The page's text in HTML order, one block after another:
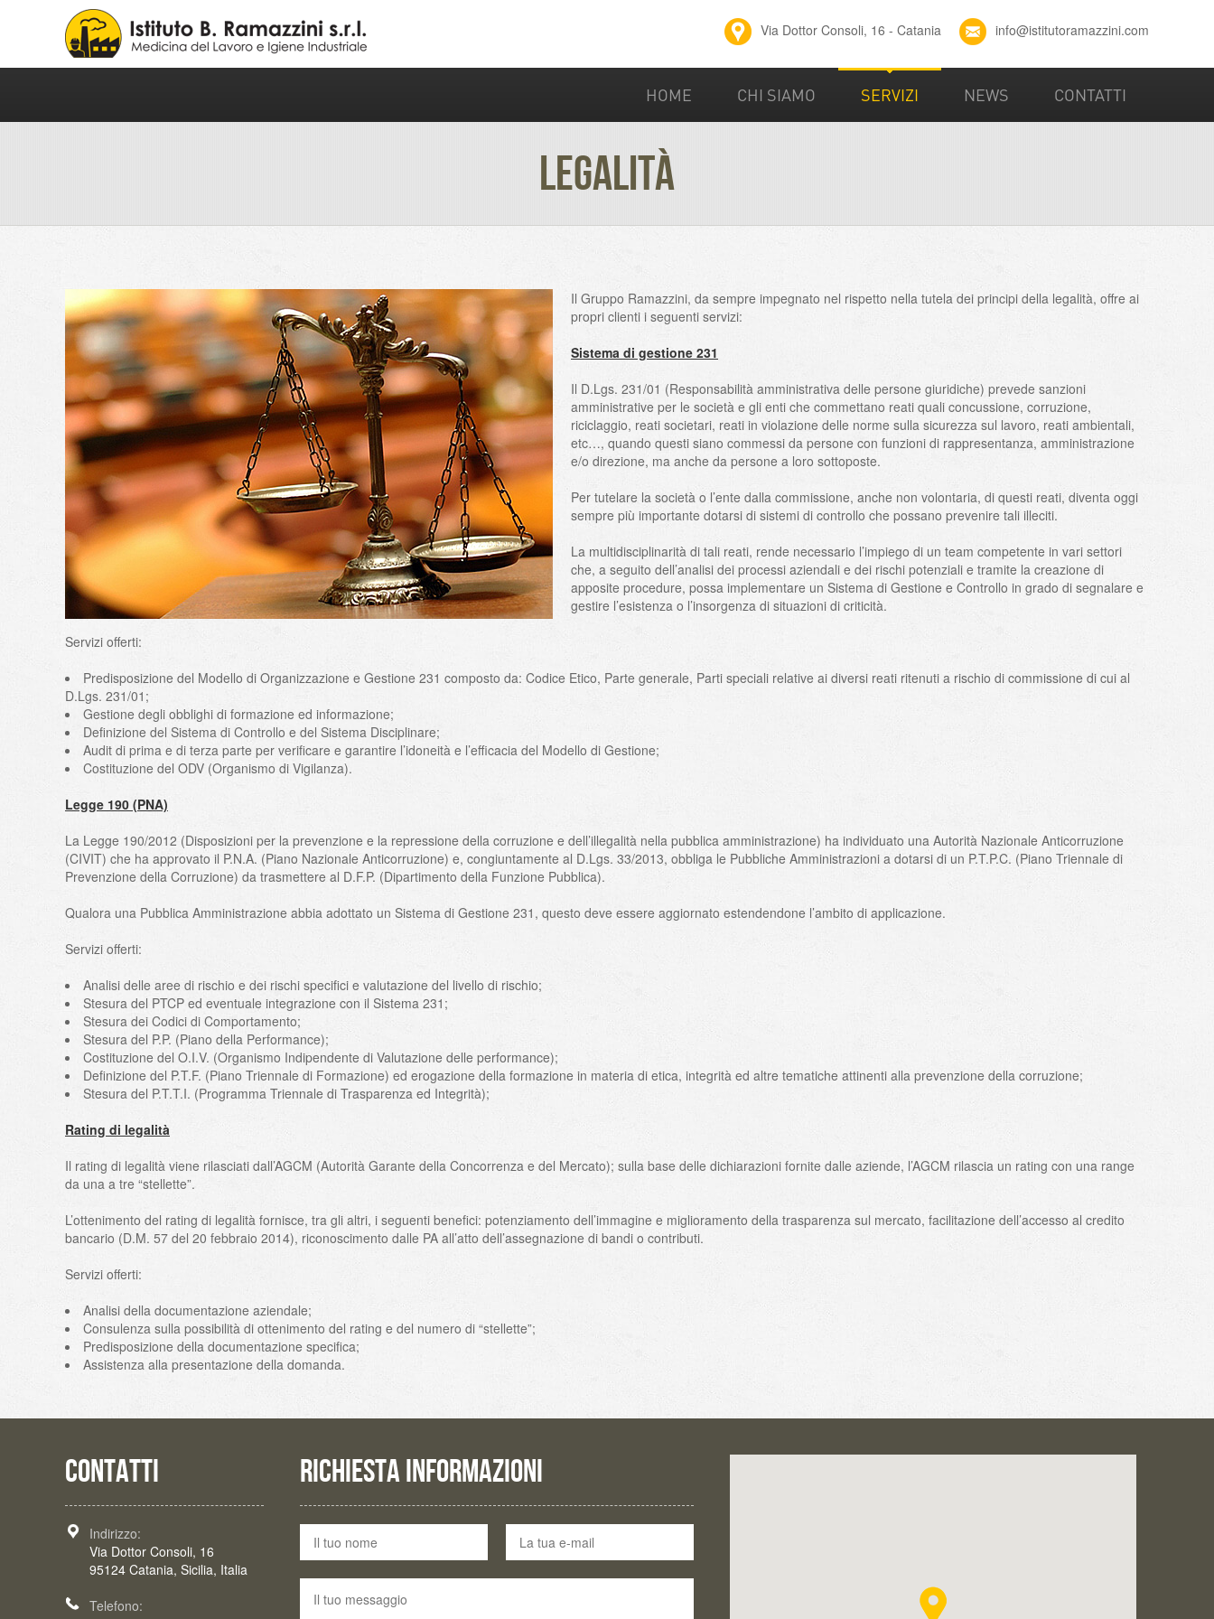
info@istitutoramazzini.com
Via Dottor Consoli, 16 - Catania
HOME CHI SIAMO SERVIZI NEWS CONTATTI
LEGALITÀ
Il Gruppo Ramazzini, da sempre impegnato nel rispetto nella tutela dei principi della legalità, offre ai
propri clienti i seguenti servizi:
Sistema di gestione 231
Il D.Lgs. 231/01 (Responsabilità amministrativa delle persone giuridiche) prevede sanzioni
amministrative per le società e gli enti che commettano reati quali concussione, corruzione,
riciclaggio, reati societari, reati in violazione delle norme sulla sicurezza sul lavoro, reati ambientali,
etc…, quando questi siano commessi da persone con funzioni di rappresentanza, amministrazione
e/o direzione, ma anche da persone a loro sottoposte.
Per tutelare la società o l’ente dalla commissione, anche non volontaria, di questi reati, diventa oggi
sempre più importante dotarsi di sistemi di controllo che possano prevenire tali illeciti.
La multidisciplinarità di tali reati, rende necessario l’impiego di un team competente in vari settori
che, a seguito dell’analisi dei processi aziendali e dei rischi potenziali e tramite la creazione di
apposite procedure, possa implementare un Sistema di Gestione e Controllo in grado di segnalare e
gestire l’esistenza o l’insorgenza di situazioni di criticità.
Servizi offerti:
Predisposizione del Modello di Organizzazione e Gestione 231 composto da: Codice Etico, Parte generale, Parti speciali relative ai diversi reati ritenuti a rischio di commissione di cui al
D.Lgs. 231/01;
Gestione degli obblighi di formazione ed informazione;
Definizione del Sistema di Controllo e del Sistema Disciplinare;
Audit di prima e di terza parte per verificare e garantire l’idoneità e l’efficacia del Modello di Gestione;
Costituzione del ODV (Organismo di Vigilanza).
Legge 190 (PNA)
La Legge 190/2012 (Disposizioni per la prevenzione e la repressione della corruzione e dell’illegalità nella pubblica amministrazione) ha individuato una Autorità Nazionale Anticorruzione
(CIVIT) che ha approvato il P.N.A. (Piano Nazionale Anticorruzione) e, congiuntamente al D.Lgs. 33/2013, obbliga le Pubbliche Amministrazioni a dotarsi di un P.T.P.C. (Piano Triennale di
Prevenzione della Corruzione) da trasmettere al D.F.P. (Dipartimento della Funzione Pubblica).
Qualora una Pubblica Amministrazione abbia adottato un Sistema di Gestione 231, questo deve essere aggiornato estendendone l’ambito di applicazione.
Servizi offerti:
Analisi delle aree di rischio e dei rischi specifici e valutazione del livello di rischio;
Stesura del PTCP ed eventuale integrazione con il Sistema 231;
Stesura dei Codici di Comportamento;
Stesura del P.P. (Piano della Performance);
Costituzione del O.I.V. (Organismo Indipendente di Valutazione delle performance);
Definizione del P.T.F. (Piano Triennale di Formazione) ed erogazione della formazione in materia di etica, integrità ed altre tematiche attinenti alla prevenzione della corruzione;
Stesura del P.T.T.I. (Programma Triennale di Trasparenza ed Integrità);
Rating di legalità
Il rating di legalità viene rilasciati dall’AGCM (Autorità Garante della Concorrenza e del Mercato); sulla base delle dichiarazioni fornite dalle aziende, l’AGCM rilascia un rating con una range
da una a tre “stellette”.
L’ottenimento del rating di legalità fornisce, tra gli altri, i seguenti benefici: potenziamento dell’immagine e miglioramento della trasparenza sul mercato, facilitazione dell’accesso al credito
bancario (D.M. 57 del 20 febbraio 2014), riconoscimento dalle PA all’atto dell’assegnazione di bandi o contributi.
Servizi offerti:
Analisi della documentazione aziendale;
Consulenza sulla possibilità di ottenimento del rating e del numero di “stellette”;
Predisposizione della documentazione specifica;
Assistenza alla presentazione della domanda.
CONTATTI
Indirizzo:
Via Dottor Consoli, 16
95124 Catania, Sicilia, Italia
Telefono:
RICHIESTA INFORMAZIONI